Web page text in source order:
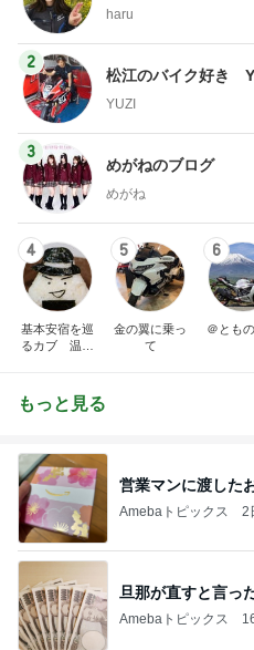
haru
2
松江のバイク好き
YUZI
3
めがねのブログ
めがね
4
基本安宿を巡
るカブ 温泉
5
金の翼に乗っ
て
6
＠とも
もっと見る
営業マンに渡した
Amebaトピックス 2
旦那が直すと言っ
Amebaトピックス